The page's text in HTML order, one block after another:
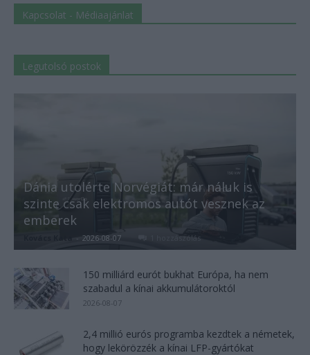
Kapcsolat - Médiaajánlat
Legutolsó postok
Dánia utolérte Norvégiát: már náluk is
szinte csak elektromos autót vesznek az
emberek
- 2026-08-07 1 hozzászólás
150 milliárd eurót bukhat Európa, ha nem
szabadul a kínai akkumulátoroktól
2026-08-07
2,4 millió eurós programba kezdtek a németek,
hogy lekörözzék a kínai LFP-gyártókat